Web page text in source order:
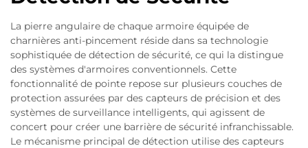
La pierre angulaire de chaque armoire équipée de
charnières anti-pincement réside dans sa technologie
sophistiquée de détection de sécurité, ce qui la distingue
des systèmes d'armoires conventionnels. Cette
fonctionnalité de pointe repose sur plusieurs couches de
protection assurées par des capteurs de précision et des
systèmes de surveillance intelligents, qui agissent de
concert pour créer une barrière de sécurité infranchissable.
Le mécanisme principal de détection utilise des capteurs